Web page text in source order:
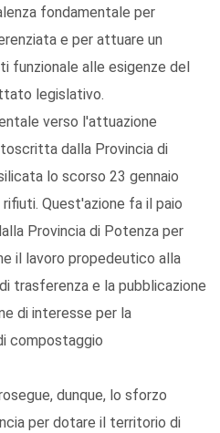
fondamentale per
e per attuare un
funzionale alle esigenze del
legislativo.
verso l'attuazione
dalla Provincia di
lo scorso 23 gennaio
Quest'azione fa il paio
Provincia di Potenza per
il lavoro propedeutico alla
trasferenza e la pubblicazione
di interesse per la
compostaggio
dunque, lo sforzo
per dotare il territorio di